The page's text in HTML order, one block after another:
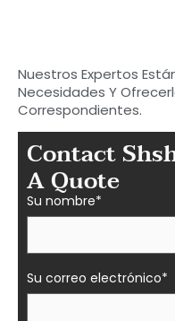
Nuestros Expertos
Necesidades Y
Correspondientes.
Contact
A Quote
Su nombre*
Su correo electrónico*